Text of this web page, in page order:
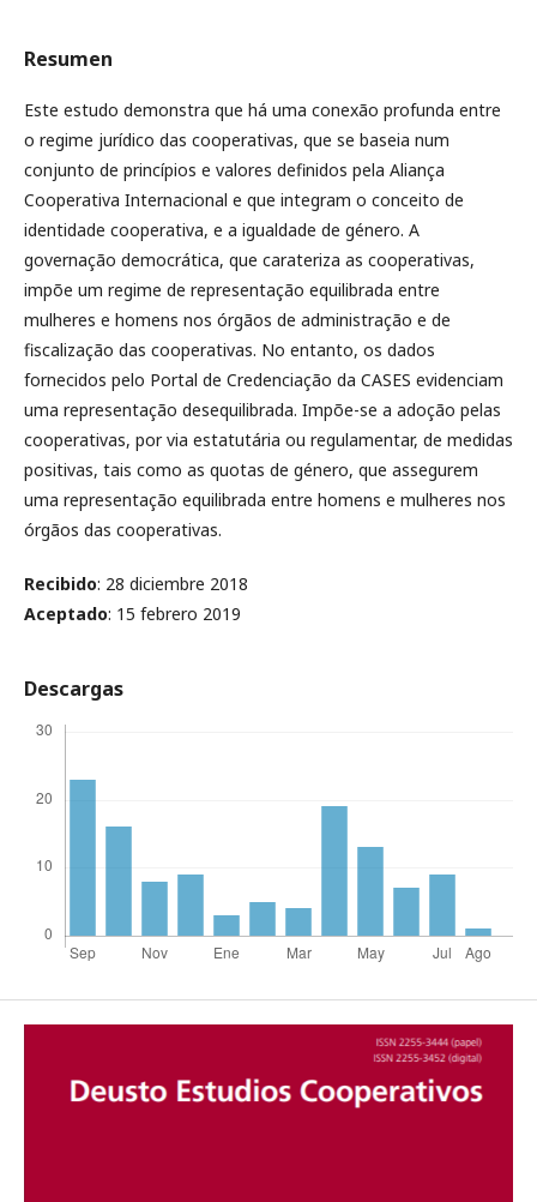
Resumen
Este estudo demonstra que há uma conexão profunda entre
o regime jurídico das cooperativas, que se baseia num
conjunto de princípios e valores definidos pela Aliança
Cooperativa Internacional e que integram o conceito de
identidade cooperativa, e a igualdade de género. A
governação democrática, que carateriza as cooperativas,
impõe um regime de representação equilibrada entre
mulheres e homens nos órgãos de administração e de
fiscalização das cooperativas. No entanto, os dados
fornecidos pelo Portal de Credenciação da CASES evidenciam
uma representação desequilibrada. Impõe-se a adoção pelas
cooperativas, por via estatutária ou regulamentar, de medidas
positivas, tais como as quotas de género, que assegurem
uma representação equilibrada entre homens e mulheres nos
órgãos das cooperativas.
Recibido: 28 diciembre 2018
Aceptado: 15 febrero 2019
Descargas